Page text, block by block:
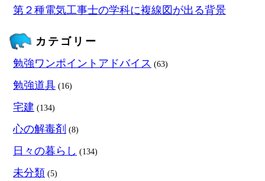
第２種電気工事士の学科に複線図が出る背景
カテゴリー
勉強ワンポイントアドバイス (63)
勉強道具 (16)
宅建 (134)
心の解毒剤 (8)
日々の暮らし (134)
未分類 (5)